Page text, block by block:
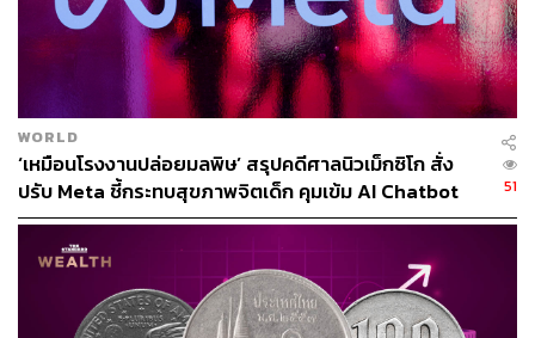
โดย reactions นี้ ไม่ได้เป็นแค่ผลจากการที่ Fed ออกมาส่ง
สัญญาณ Hawkish จากแรงกดดันเงินเฟ้อที่สูงขึ้น แต่เป็นผล
สืบเนื่องจากสงครามในอิหร่านที่รุนแรงขึ้น และมีแนวโน้ม
กระทบโครงสร้างพลังงานของโลกมากขึ้น หลังอิหร่านโจมตี
โรงงานส่งออกก๊าซธรรมชาติเหลว (LNG) ที่ใหญ่ที่สุดในโลก
ของกาตาร์ ทำให้ราคาพลังงานและราคาน้ำมันดิบ (Brent)
ปรับสูงขึ้นเร็ว ซึ่งมีแนวโน้มกระทบต่อเศรษฐกิจไทย จึงทำให้
เงินบาทอ่อนค่า
นอกจากนี้ ตัวเลขดัชนีราคาผู้ผลิต (PPI) ของสหรัฐฯ เมื่อคืน
ออกมาสูงกว่าคาด ทำให้เห็นแรงกดดันเงินเฟ้อตั้งแต่ก่อนเกิด
WORLD
‘เหมือนโรงงานปล่อยมลพิษ’ สรุปคดีศาลนิวเม็กซิโก สั่ง
ปรับ Meta ชี้กระทบสุขภาพจิตเด็ก คุมเข้ม AI Chatbot
51